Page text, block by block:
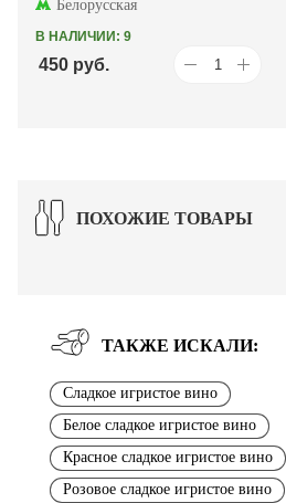
Белорусская
В НАЛИЧИИ: 9
450 руб.
ПОХОЖИЕ ТОВАРЫ
ТАКЖЕ ИСКАЛИ:
Сладкое игристое вино
Белое сладкое игристое вино
Красное сладкое игристое вино
Розовое сладкое игристое вино